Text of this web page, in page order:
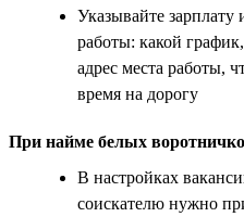
Указывайте
работы: какой
адрес места работы,
время на дорогу
При найме белых
В настройках
соискателю нужно